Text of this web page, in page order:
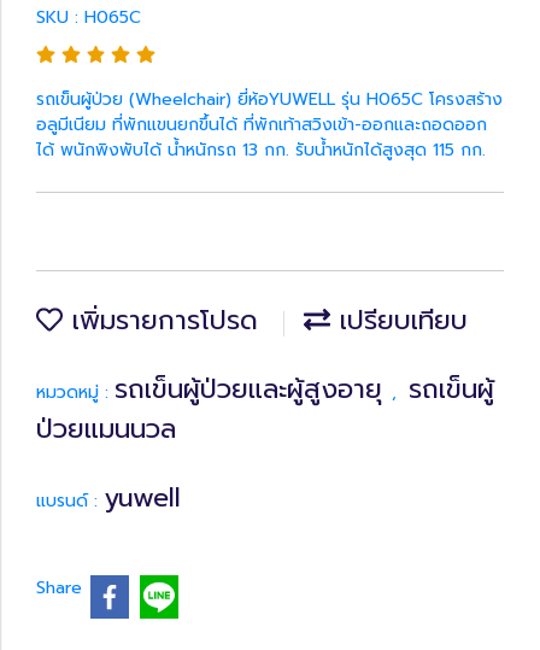
SKU : H065C
รถเข็นผู้ป่วย (Wheelchair) ยี่ห้อYUWELL รุ่น H065C โครงสร้าง
อลูมีเนียม ที่พักแขนยกขึ้นได้ ที่พักเท้าสวิงเข้า-ออกและถอดออก
ได้ พนักพิงพับได้ น้ำหนักรถ 13 กก. รับน้ำหนักได้สูงสุด 115 กก.
เพิ่มรายการโปรด เปรียบเทียบ
หมวดหมู่ : รถเข็นผู้ป่วยและผู้สูงอายุ , รถเข็นผู้
ป่วยแมนนวล
แบรนด์ : yuwell
Share